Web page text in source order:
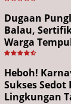
Dugaan
Balau,
Warga
Heboh!
Sukses
Lingkungan